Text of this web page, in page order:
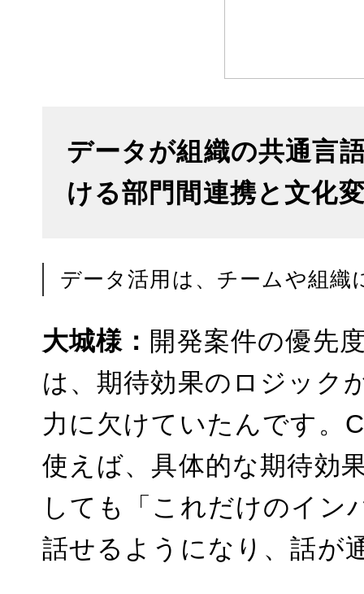
データが組織の共通言
ける部門間連携と文化
データ活用は、チームや組
大城様： 開発案件の優先
は、期待効果のロジック
力に欠けていたんです。
使えば、具体的な期待効
しても「これだけのイン
話せるようになり、話が